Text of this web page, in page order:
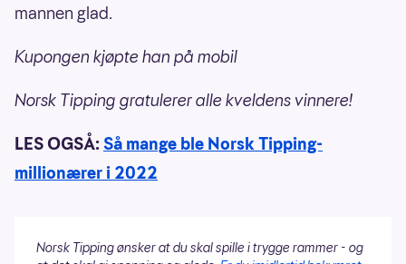
mannen glad.
Kupongen kjøpte han på mobil
Norsk Tipping gratulerer alle kveldens vinnere!
LES OGSÅ: Så mange ble Norsk Tipping-
millionærer i 2022
Norsk Tipping ønsker at du skal spille i trygge rammer - og